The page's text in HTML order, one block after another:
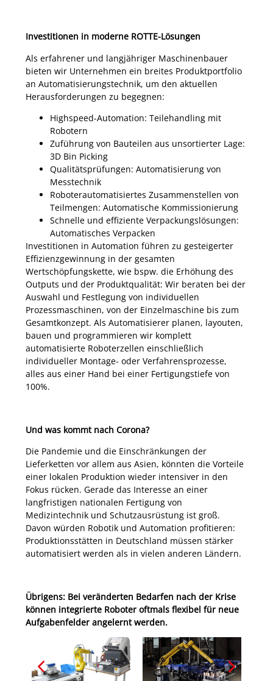
Investitionen in moderne ROTTE-Lösungen
Als erfahrener und langjähriger Maschinenbauer
bieten wir Unternehmen ein breites Produktportfolio
an Automatisierungstechnik, um den aktuellen
Herausforderungen zu begegnen:
Highspeed-Automation: Teilehandling mit
Robotern
Zuführung von Bauteilen aus unsortierter Lage:
3D Bin Picking
Qualitätsprüfungen: Automatisierung von
Messtechnik
Roboterautomatisiertes Zusammenstellen von
Teilmengen: Automatische Kommissionierung
Schnelle und effiziente Verpackungslösungen:
Automatisches Verpacken
Investitionen in Automation führen zu gesteigerter
Effizienzgewinnung in der gesamten
Wertschöpfungskette, wie bspw. die Erhöhung des
Outputs und der Produktqualität: Wir beraten bei der
Auswahl und Festlegung von individuellen
Prozessmaschinen, von der Einzelmaschine bis zum
Gesamtkonzept. Als Automatisierer planen, layouten,
bauen und programmieren wir komplett
automatisierte Roboterzellen einschließlich
individueller Montage- oder Verfahrensprozesse,
alles aus einer Hand bei einer Fertigungstiefe von
100%.
Und was kommt nach Corona?
Die Pandemie und die Einschränkungen der
Lieferketten vor allem aus Asien, könnten die Vorteile
einer lokalen Produktion wieder intensiver in den
Fokus rücken. Gerade das Interesse an einer
langfristigen nationalen Fertigung von
Medizintechnik und Schutzausrüstung ist groß.
Davon würden Robotik und Automation profitieren:
Produktionsstätten in Deutschland müssen stärker
automatisiert werden als in vielen anderen Ländern.
Übrigens: Bei veränderten Bedarfen nach der Krise
können integrierte Roboter oftmals flexibel für neue
Aufgabenfelder angelernt werden.